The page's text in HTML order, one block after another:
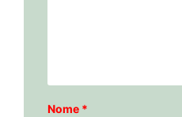
Nome *